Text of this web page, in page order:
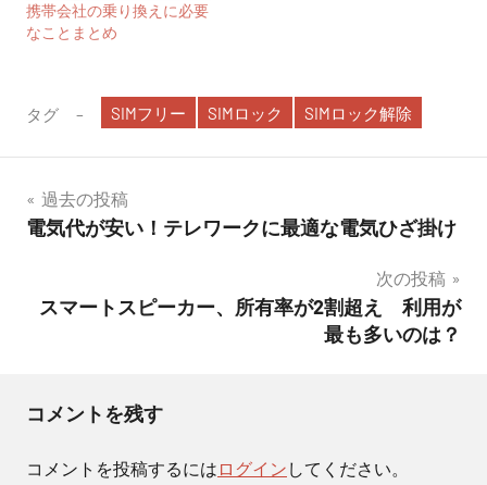
携帯会社の乗り換えに必要
なことまとめ
タグ SIMフリー SIMロック SIMロック解除
投
稿
ー
シ
過去の投稿
電気代が安い！テレワークに最適な電気ひざ掛け
次の投稿
スマートスピーカー、所有率が2割超え 利用が
最も多いのは？
コメントを残す
コメントを投稿するには ログイン してください。